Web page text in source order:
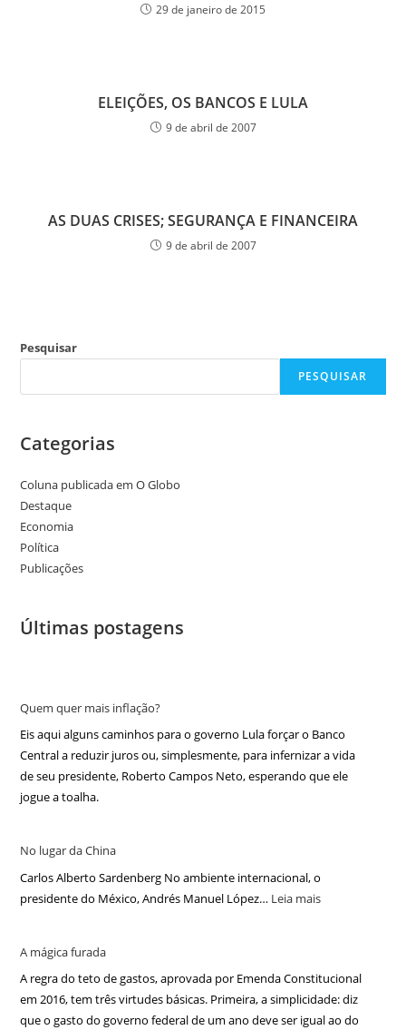
29 de janeiro de 2015
ELEIÇÕES, OS BANCOS E LULA
9 de abril de 2007
AS DUAS CRISES; SEGURANÇA E FINANCEIRA
9 de abril de 2007
Pesquisar
PESQUISAR
Categorias
Coluna publicada em O Globo
Destaque
Economia
Política
Publicações
Últimas postagens
Quem quer mais inflação?
Eis aqui alguns caminhos para o governo Lula forçar o Banco
Central a reduzir juros ou, simplesmente, para infernizar a vida
de seu presidente, Roberto Campos Neto, esperando que ele
jogue a toalha.
No lugar da China
Carlos Alberto Sardenberg No ambiente internacional, o
presidente do México, Andrés Manuel López… Leia mais
A mágica furada
A regra do teto de gastos, aprovada por Emenda Constitucional
em 2016, tem três virtudes básicas. Primeira, a simplicidade: diz
que o gasto do governo federal de um ano deve ser igual ao do